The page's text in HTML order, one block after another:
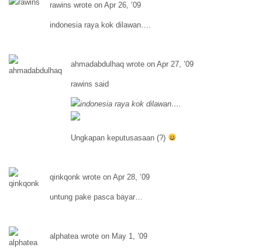
rawins wrote on Apr 26, ’09
indonesia raya kok dilawan….
ahmadabdulhaq wrote on Apr 27, ’09
rawins said
indonesia raya kok dilawan….
Ungkapan keputusasaan (?)
qinkqonk wrote on Apr 28, ’09
untung pake pasca bayar…
alphatea wrote on May 1, ’09